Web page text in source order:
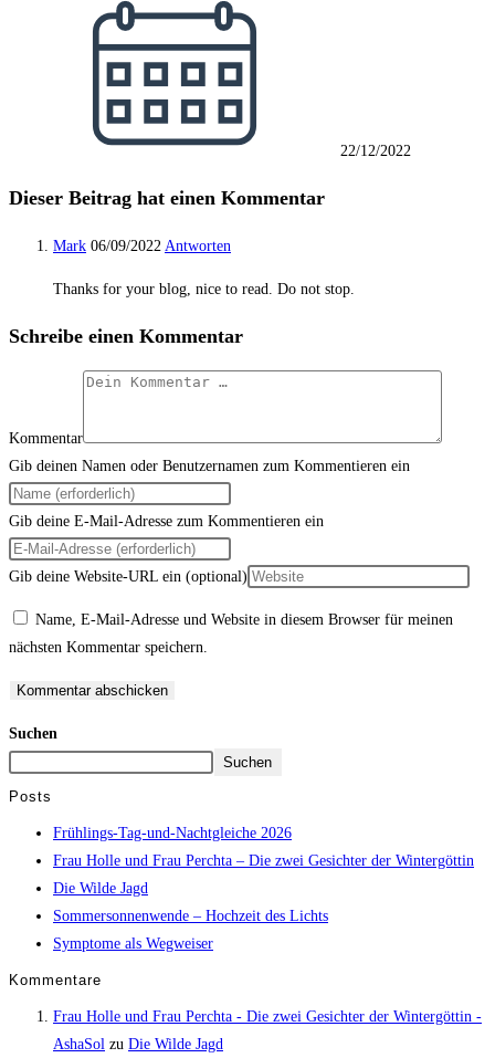
22/12/2022
Dieser Beitrag hat einen Kommentar
Mark 06/09/2022 Antworten
Thanks for your blog, nice to read. Do not stop.
Schreibe einen Kommentar
Kommentar
Gib deinen Namen oder Benutzernamen zum Kommentieren ein
Gib deine E-Mail-Adresse zum Kommentieren ein
Gib deine Website-URL ein (optional)
Name, E-Mail-Adresse und Website in diesem Browser für meinen
nächsten Kommentar speichern.
Suchen
Suchen
Posts
Frühlings-Tag-und-Nachtgleiche 2026
Frau Holle und Frau Perchta – Die zwei Gesichter der Wintergöttin
Die Wilde Jagd
Sommersonnenwende – Hochzeit des Lichts
Symptome als Wegweiser
Kommentare
Frau Holle und Frau Perchta - Die zwei Gesichter der Wintergöttin -
AshaSol zu Die Wilde Jagd